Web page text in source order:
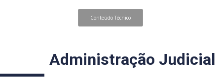
Conteúdo Técnico
Administração Judicial